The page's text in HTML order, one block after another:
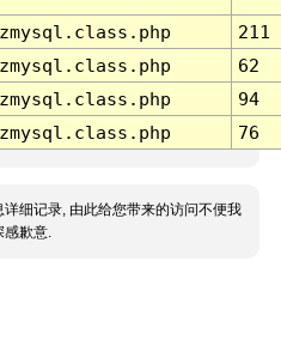
211
62
94
76
详细记录, 由此给您带来的访问不便我
感歉意.